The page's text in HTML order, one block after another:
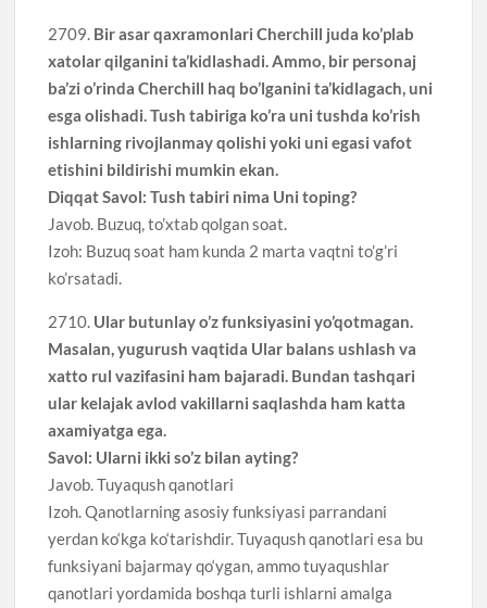
2709. Bir asar qaxramonlari Cherchill juda ko’plab
xatolar qilganini ta’kidlashadi. Ammo, bir personaj
ba’zi o’rinda Cherchill haq bo’lganini ta’kidlagach, uni
esga olishadi. Tush tabiriga ko’ra uni tushda ko’rish
ishlarning rivojlanmay qolishi yoki uni egasi vafot
etishini bildirishi mumkin ekan.
Diqqat Savol: Tush tabiri nima Uni toping?
Javob. Buzuq, to’xtab qolgan soat.
Izoh: Buzuq soat ham kunda 2 marta vaqtni to’g’ri
ko’rsatadi.
2710. Ular butunlay o’z funksiyasini yo’qotmagan.
Masalan, yugurush vaqtida Ular balans ushlash va
xatto rul vazifasini ham bajaradi. Bundan tashqari
ular kelajak avlod vakillarni saqlashda ham katta
axamiyatga ega.
Savol: Ularni ikki so’z bilan ayting?
Javob. Tuyaqush qanotlari
Izoh. Qanotlarning asosiy funksiyasi parrandani
yerdan ko‘kga ko‘tarishdir. Tuyaqush qanotlari esa bu
funksiyani bajarmay qo‘ygan, ammo tuyaqushlar
qanotlari yordamida boshqa turli ishlarni amalga